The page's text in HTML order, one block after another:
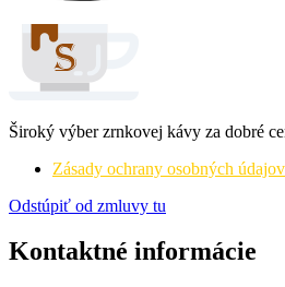
Široký výber zrnkovej kávy za dobré
Zásady ochrany osobných údajov
Odstúpiť od zmluvy tu
Kontaktné informácie